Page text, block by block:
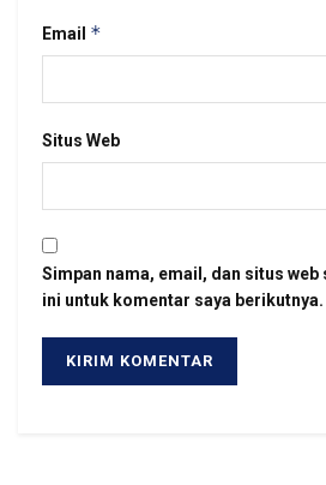
Email *
Situs Web
Simpan nama, email, dan situs web
ini untuk komentar saya berikutnya.